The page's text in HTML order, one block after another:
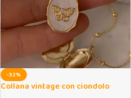
-32%
Collana vintage con ciondolo